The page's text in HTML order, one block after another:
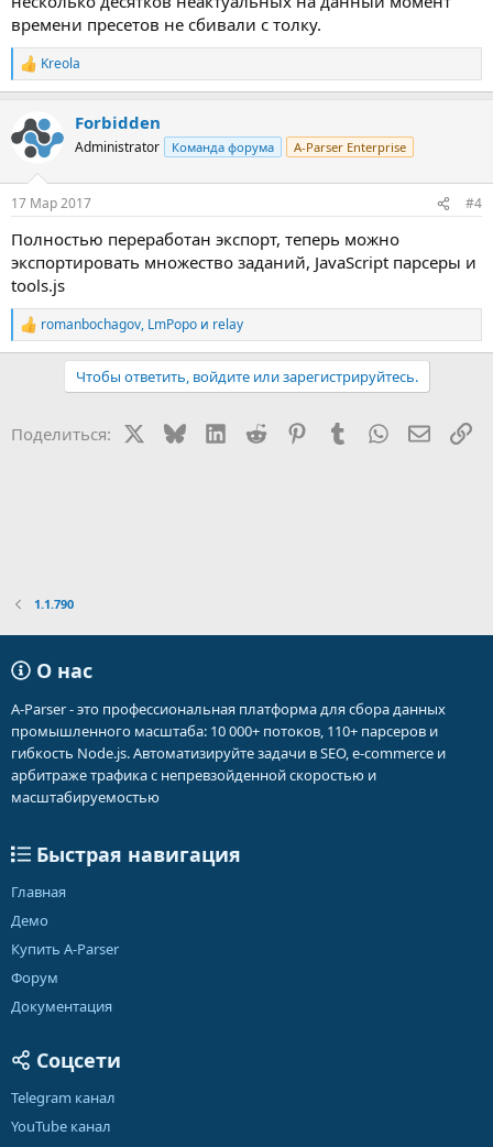
времени пресетов не сбивали с толку.
Р
е
к
ц
и
Kreola
Forbidden
Administrator Команда форума A-Parser Enterprise
17 Мар 2017 #4
Полностью переработан экспорт, теперь можно
экспортировать множество заданий, JavaScript парсеры и
tools.js
Р
е
и
romanbochagov, LmPopo и relay
Чтобы ответить, войдите или зарегистрируйтесь.
Поделиться: BlueskyLinkedIn
Reddit PinterestTumblr WhatsApp
1.1.790
О нас
A-Parser - это профессиональная платформа для сбора данных
промышленного масштаба: 10 000+ потоков, 110+ парсеров и
гибкость Node.js. Автоматизируйте задачи в SEO, e-commerce и
арбитраже трафика с непревзойденной скоростью и
масштабируемостью
Быстрая навигация
Главная
Демо
Купить A-Parser
Форум
Документация
Соцсети
Telegram канал
YouTube канал